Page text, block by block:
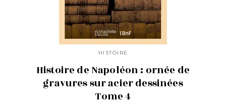
HISTOIRE
Histoire de Napoléon : ornée de
gravures sur acier dessinées
Tome 4